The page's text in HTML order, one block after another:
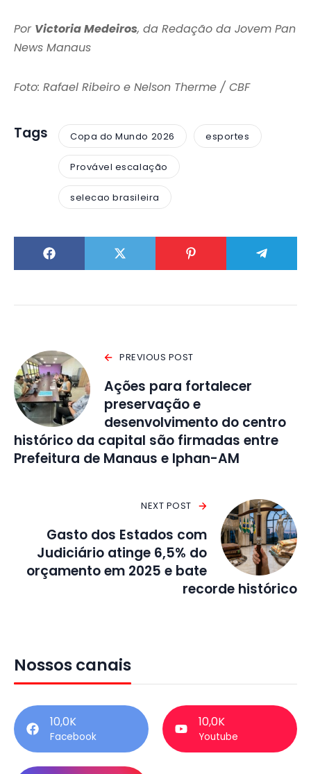
Por Victoria Medeiros, da Redação da Jovem Pan
News Manaus
Foto: Rafael Ribeiro e Nelson Therme / CBF
Tags Copa do Mundo 2026 esportes
Provável escalação
selecao brasileira
PREVIOUS POST
Ações para fortalecer
preservação e
desenvolvimento do centro
histórico da capital são firmadas entre
Prefeitura de Manaus e Iphan-AM
NEXT POST
Gasto dos Estados com
Judiciário atinge 6,5% do
orçamento em 2025 e bate
recorde histórico
Nossos canais
10,0K
Facebook
10,0K
Youtube